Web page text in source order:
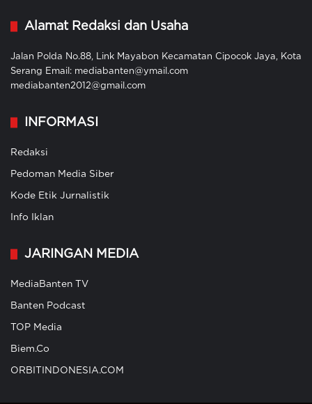
Alamat Redaksi dan Usaha
Jalan Polda No.88, Link Mayabon Kecamatan Cipocok Jaya, Kota
Serang Email: mediabanten@ymail.com
mediabanten2012@gmail.com
INFORMASI
Redaksi
Pedoman Media Siber
Kode Etik Jurnalistik
Info Iklan
JARINGAN MEDIA
MediaBanten TV
Banten Podcast
TOP Media
Biem.Co
ORBITINDONESIA.COM